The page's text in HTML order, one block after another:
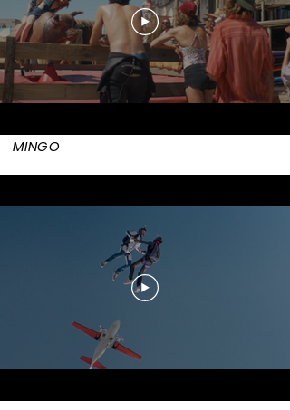
MINGO